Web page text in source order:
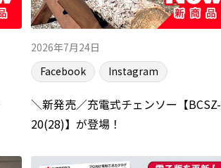
2026年7月24日
Facebook
Instagram
＼新発売／充電式チェンソー【BCSZ-
20(28)】が登場！